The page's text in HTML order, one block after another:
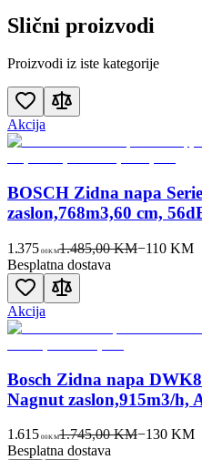
Slični proizvodi
Proizvodi iz iste kategorije
Akcija
BOSCH Zidna napa
zaslon,768m3,60 cm,
1.375 00KM1.485,00 KM−110KM
Besplatna dostava
Akcija
Bosch Zidna napa
Nagnut zaslon,915m3/h,
1.615 00KM1.745,00 KM−130KM
Besplatna dostava